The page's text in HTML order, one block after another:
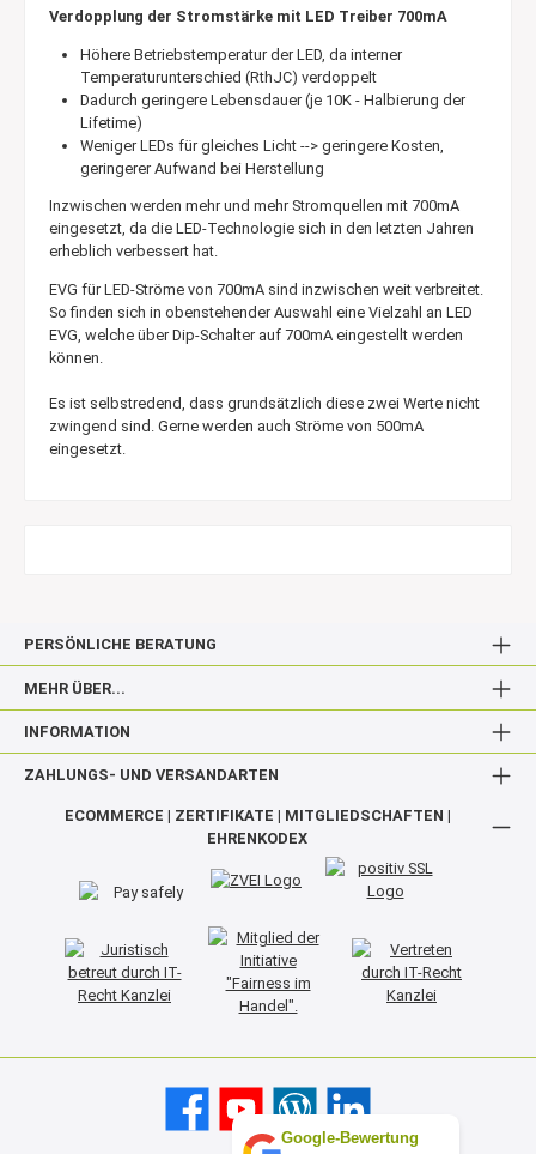
Verdopplung der Stromstärke mit LED Treiber 700mA
Höhere Betriebstemperatur der LED, da interner
Temperaturunterschied (RthJC) verdoppelt
Dadurch geringere Lebensdauer (je 10K - Halbierung der
Lifetime)
Weniger LEDs für gleiches Licht --> geringere Kosten,
geringerer Aufwand bei Herstellung
Inzwischen werden mehr und mehr Stromquellen mit 700mA
eingesetzt, da die LED-Technologie sich in den letzten Jahren
erheblich verbessert hat.
EVG für LED-Ströme von 700mA sind inzwischen weit verbreitet.
So finden sich in obenstehender Auswahl eine Vielzahl an LED
EVG, welche über Dip-Schalter auf 700mA eingestellt werden
können.
Es ist selbstredend, dass grundsätzlich diese zwei Werte nicht
zwingend sind. Gerne werden auch Ströme von 500mA
eingesetzt.
PERSÖNLICHE BERATUNG
MEHR ÜBER...
INFORMATION
ZAHLUNGS- UND VERSANDARTEN
ECOMMERCE | ZERTIFIKATE | MITGLIEDSCHAFTEN |
EHRENKODEX
Google-Bewertung